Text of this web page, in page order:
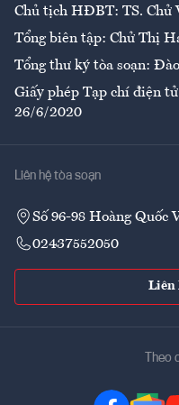
Chủ tịch HĐBT: TS. Chử
Tổng biên tập: Chử Thị
Tổng thư ký tòa soạn:
Giấy phép Tạp chí điện
26/6/2020
Liên hệ tòa soạn
Số 96-98 Hoàng Quốc
02437552050
Liên
Theo